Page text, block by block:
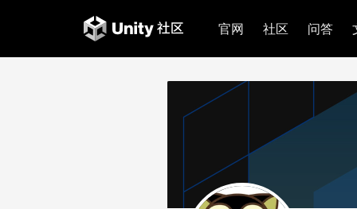
官网 社区 问答